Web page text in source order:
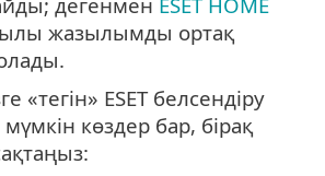
жазылымды ортақ
«тегін» ESET белсендіру
мүмкін көздер бар, бірақ